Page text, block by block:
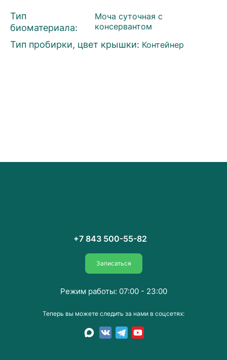
Тип
биоматериала:
Моча суточная с
консервантом
Тип пробирки, цвет крышки: Контейнер
+7 843 500-55-82
Записаться
Теперь вы можете следить за нами в соцсетях:
Режим работы: 07:00 - 23:00